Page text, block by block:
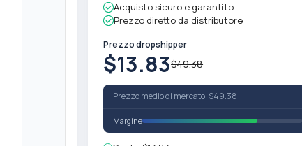
Acquisto sicuro e garantito
Prezzo diretto da distributore
Prezzo dropshipper
$13.83$49.38
Prezzo medio di mercato: $49.38
Margine